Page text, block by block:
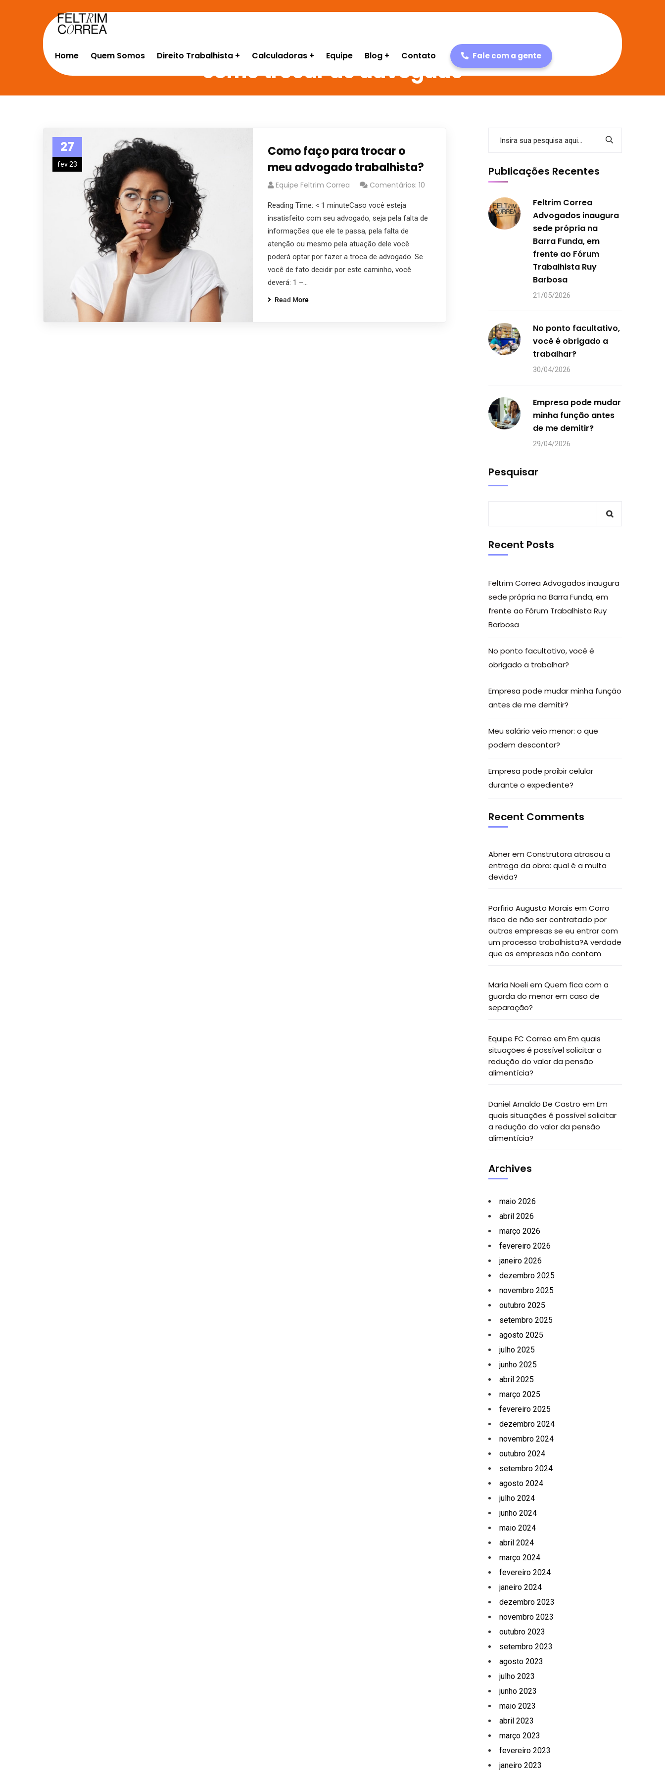
Home Quem Somos Direito Trabalhista Calculadoras Equipe Blog Contato Fale com a gente
como trocar de advogado
27
fev 23
Como faço para trocar o
meu advogado trabalhista?
Equipe Feltrim Correa Comentários: 10
Reading Time: < 1 minuteCaso você esteja
insatisfeito com seu advogado, seja pela falta de
informações que ele te passa, pela falta de
atenção ou mesmo pela atuação dele você
poderá optar por fazer a troca de advogado. Se
você de fato decidir por este caminho, você
deverá: 1 –…
Read More
Publicações Recentes
Feltrim Correa
Advogados inaugura
sede própria na
Barra Funda, em
frente ao Fórum
Trabalhista Ruy
Barbosa
21/05/2026
No ponto facultativo,
você é obrigado a
trabalhar?
30/04/2026
Empresa pode mudar
minha função antes
de me demitir?
29/04/2026
Pesquisar
Recent Posts
Feltrim Correa Advogados inaugura
sede própria na Barra Funda, em
frente ao Fórum Trabalhista Ruy
Barbosa
No ponto facultativo, você é
obrigado a trabalhar?
Empresa pode mudar minha função
antes de me demitir?
Meu salário veio menor: o que
podem descontar?
Empresa pode proibir celular
durante o expediente?
Recent Comments
Abnerem Construtora atrasou a
entrega da obra: qual é a multa
devida?
Porfirio Augusto Morais em Corro
risco de não ser contratado por
outras empresas se eu entrar com
um processo trabalhista?A verdade
que as empresas não contam
Maria Noeliem Quem fica com a
guarda do menor em caso de
separação?
Equipe FC Correa em Em quais
situações é possível solicitar a
redução do valor da pensão
alimentícia?
Daniel Arnaldo De Castro em Em
quais situações é possível solicitar
a redução do valor da pensão
alimentícia?
Archives
maio 2026
abril 2026
março 2026
fevereiro 2026
janeiro 2026
dezembro 2025
novembro 2025
outubro 2025
setembro 2025
agosto 2025
julho 2025
junho 2025
abril 2025
março 2025
fevereiro 2025
dezembro 2024
novembro 2024
outubro 2024
setembro 2024
agosto 2024
julho 2024
junho 2024
maio 2024
abril 2024
março 2024
fevereiro 2024
janeiro 2024
dezembro 2023
novembro 2023
outubro 2023
setembro 2023
agosto 2023
julho 2023
junho 2023
maio 2023
abril 2023
março 2023
fevereiro 2023
janeiro 2023